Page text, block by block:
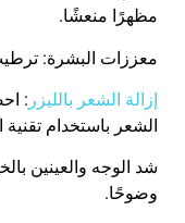
مظهرًا منعشًا.
معززات البشرة:
إزالة الشعر بالليزر :
الشعر باستخدام تقنية
شد الوجه والعينين
وضوحًا.